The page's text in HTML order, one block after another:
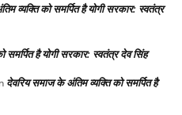
व्यक्ति को समर्पित है योगी सरकार: स्वतंत्र
है योगी सरकार: स्वतंत्र देव सिंह
देवरिय समाज के अंतिम व्यक्ति को समर्पित है